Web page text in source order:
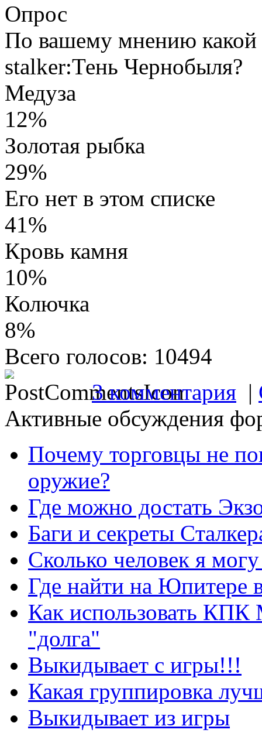
Опрос
По вашему мнению
stalker:Тень Чернобыля?
Медуза
12%
Золотая рыбка
29%
Его нет в этом списке
41%
Кровь камня
10%
Колючка
8%
Всего голосов: 10494
3 комментария |
Активные обсуждения
Почему торговцы не
оружие?
Где можно достать
Баги и секреты
Сколько человек я
Где найти на Юпитере
Как использовать
"долга"
Выкидывает с игры!!!
Какая группировка
Выкидывает из игры